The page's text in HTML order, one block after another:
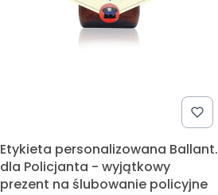
Etykieta personalizowana Ballant.
dla Policjanta - wyjątkowy
prezent na ślubowanie policyjne